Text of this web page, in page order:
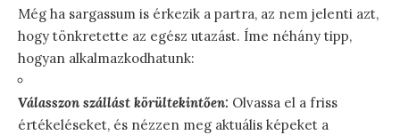
Még ha sargassum is érkezik a partra, az nem jelenti azt,
hogy tönkretette az egész utazást. Íme néhány tipp,
hogyan alkalmazkodhatunk:
Válasszon szállást körültekintően: Olvassa el a friss
értékeléseket, és nézzen meg aktuális képeket a